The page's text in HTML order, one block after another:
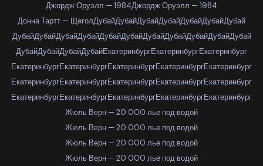
Джордж Оруэлл — 1984Джордж Оруэлл — 1984
Донна Тартт — ЩеголДубайДубайДубайДубайДубайДубайДубай
ДубайДубайДубайДубайДубайДубайДубайДубайДубайДубайДубай
ДубайДубайДубайДубайЕкатеринбургЕкатеринбургЕкатеринбург
ЕкатеринбургЕкатеринбургЕкатеринбургЕкатеринбургЕкатеринбург
ЕкатеринбургЕкатеринбургЕкатеринбургЕкатеринбургЕкатеринбург
ЕкатеринбургЕкатеринбургЕкатеринбургЕкатеринбургЕкатеринбург
Жюль Верн — 20 000 лье под водой
Жюль Верн — 20 000 лье под водой
Жюль Верн — 20 000 лье под водой
Жюль Верн — 20 000 лье под водой